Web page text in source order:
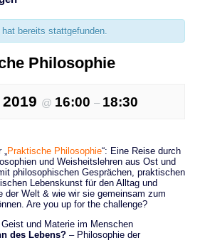
bereits stattgefunden.
Philosophie
@ 16:00 – 18:30
„Praktische Philosophie“: Eine Reise durch
und Weisheitslehren aus Ost und
philosophischen Gesprächen, praktischen
Lebenskunst für den Alltag und
der Welt & wie wir sie gemeinsam zum
Are you up for the challenge?
und Materie im Menschen
des Lebens? – Philosophie der